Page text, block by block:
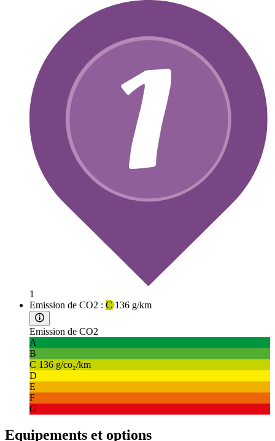
1
Emission de CO2 : C136 g/km
Emission de CO2
A
B
C 136 g/co₂/km
D
E
F
G
Equipements et options